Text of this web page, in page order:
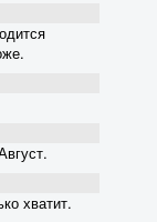
хватит.